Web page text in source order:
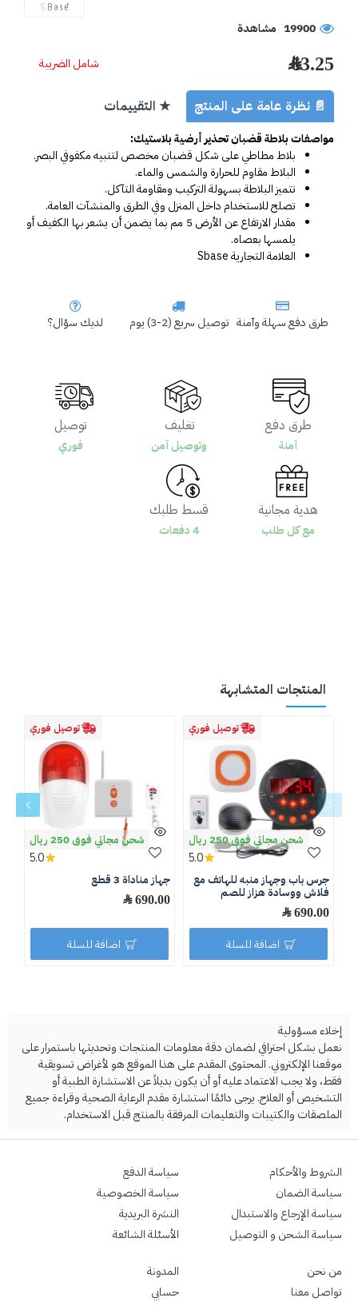
19900 مشاهدة
63.25 ﷼ شامل الضريبة
طرق دفع سهلة وآمنة توصيل سريع (2-3) يوم لديك سؤال؟
📄 نظرة عامة على المنتج ★ التقييمات
مواصفات بلاطة قضبان تحذير أرضية بلاستيك:
بلاط مطاطي على شكل قضبان مخصص لتنبيه مكفوفي البصر.
البلاط مقاوم للحرارة والشمس والماء.
تتميز البلاطة بسهولة التركيب ومقاومة التآكل.
تصلح للاستخدام داخل المنزل وفي الطرق والمنشآت العامة.
يلمسها بعصاه.
العلامة التجارية Sbase
طرق دفع
آمنة
تغليف
وتوصيل آمن
توصيل
فوري
هدية مجانية
مع كل طلب
قسط طلبك
4 دفعات
المنتجات المتشابهة
توصيل فوري
شحن مجاني فوق 250 ريال
جرس باب وجهاز منبه للهاتف مع
فلاش ووسادة هزاز للصم
690.00 ﷼
5.0
اضافة للسلة
توصيل فوري
شحن مجاني فوق 250 ريال
جهاز مناداة 3 قطع
690.00 ﷼
5.0
اضافة للسلة
إخلاء مسؤولية
نعمل بشكل احترافي لضمان دقة معلومات المنتجات وتحديثها باستمرار على
موقعنا الإلكتروني. المحتوى المقدم على هذا الموقع هو لأغراض تسويقية
فقط، ولا يجب الاعتماد عليه أو أن يكون بديلاً عن الاستشارة الطبية أو
التشخيص أو العلاج. يرجى دائمًا استشارة مقدم الرعاية الصحية وقراءة جميع
الملصقات والكتيبات والتعليمات المرفقة بالمنتج قبل الاستخدام.
الشروط والأحكام
سياسة الضمان
سياسة الإرجاع والاستبدال
سياسة الشحن و التوصيل
سياسة الدفع
سياسة الخصوصية
النشرة البريدية
الأسئلة الشائعة
من نحن
تواصل معنا
المدونة
حسابي